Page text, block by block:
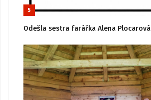
5
Odešla sestra farářka Alena Plocarová